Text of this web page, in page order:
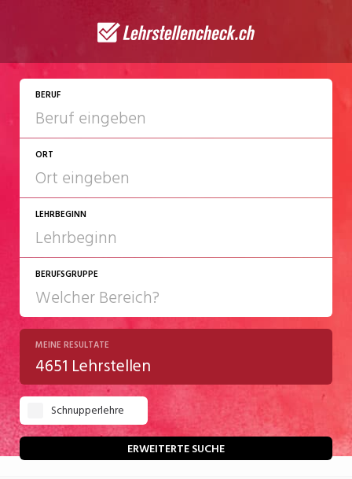
BERUF
ORT
LEHRBEGINN
2027
2028
BERUFSGRUPPE
Chemie/Pharma
Gastgewerbe
Gesundheit/Pflege/Soziales
Handwerk/Technik
MEINE RESULTATE
4651 Lehrstellen
Schnupperlehre
ERWEITERTE SUCHE